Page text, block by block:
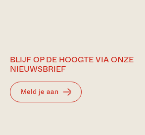
BLIJF OP DE HOOGTE VIA ONZE
NIEUWSBRIEF
Meld je aan